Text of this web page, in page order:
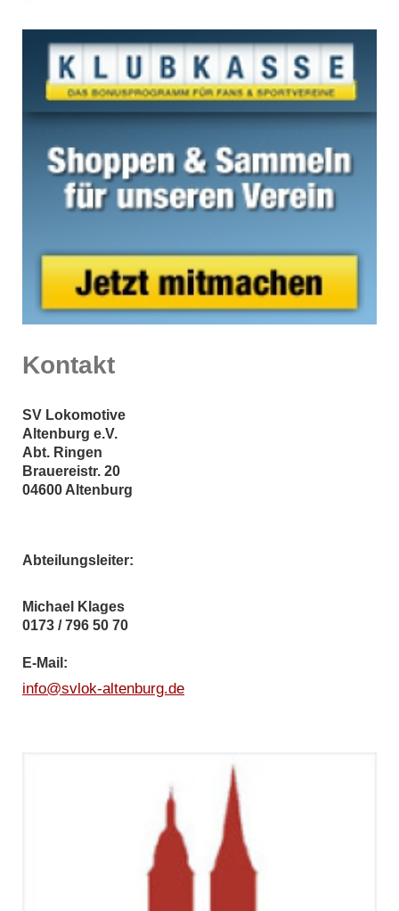
Kontakt
SV Lokomotive
Altenburg e.V.
Abt. Ringen
Brauereistr. 20
04600 Altenburg
Abteilungsleiter:
Michael Klages
0173 / 796 50 70
E-Mail:
info@svlok-altenburg.de